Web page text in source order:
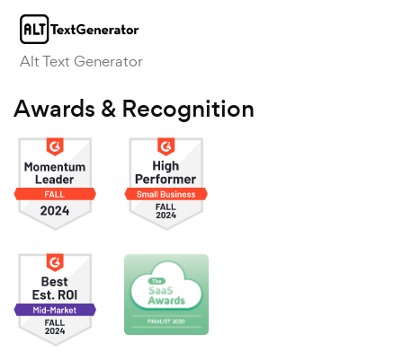
Alt Text Generator
Awards & Recognition